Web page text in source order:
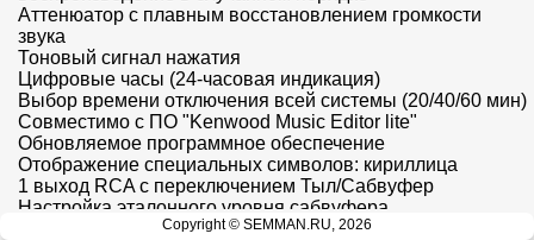
Аттенюатор с плавным восстановлением громкости
звука
Тоновый сигнал нажатия
Цифровые часы (24-часовая индикация)
Выбор времени отключения всей системы (20/40/60 мин)
Совместимо с ПО "Kenwood Music Editor lite"
Обновляемое программное обеспечение
Отображение специальных символов: кириллица
1 выход RCA с переключением Тыл/Сабвуфер
Настройка эталонного уровня сабвуфера
Выходной уровень предусилителя 2,5В
Copyright © SEMMAN.RU, 2026